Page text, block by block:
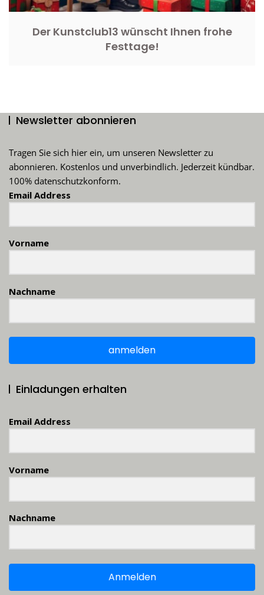
Der Kunstclub13 wünscht Ihnen frohe
Festtage!
Newsletter abonnieren
Tragen Sie sich hier ein, um unseren Newsletter zu
abonnieren. Kostenlos und unverbindlich. Jederzeit kündbar.
100% datenschutzkonform.
Email Address
Vorname
Nachname
anmelden
Einladungen erhalten
Email Address
Vorname
Nachname
Anmelden